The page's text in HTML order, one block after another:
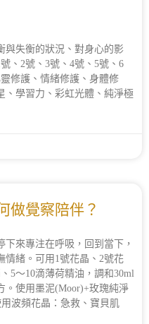
與失衡的狀況、對身心的影
、2號、3號、4號、5號、6
修護、情緒修護、身體修
、學習力、彩虹光體、純淨極
做覺察陪伴？
來專注在呼吸，回到當下，
情緒。可用1號花晶、2號花
5～10滴薄荷精油，調和30ml
。使用墨泥(Moor)+玫瑰純淨
波頻花晶：急救、寶貝肌